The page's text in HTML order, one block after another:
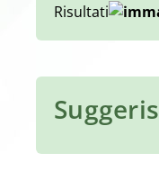
Risultati